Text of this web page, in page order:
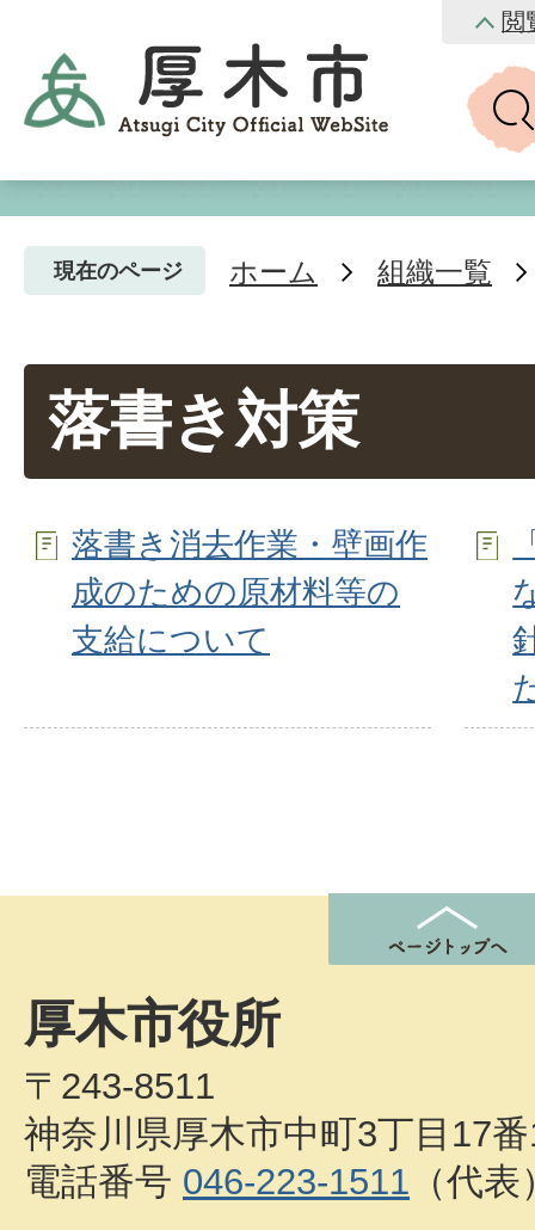
閲
現在のページ ホーム 組織一覧
落書き対策
落書き消去作業・壁画作
成のための原材料等の
支給について
厚木市役所
〒243-8511
神奈川県厚木市中町3丁目17
電話番号 046-223-1511 （代表